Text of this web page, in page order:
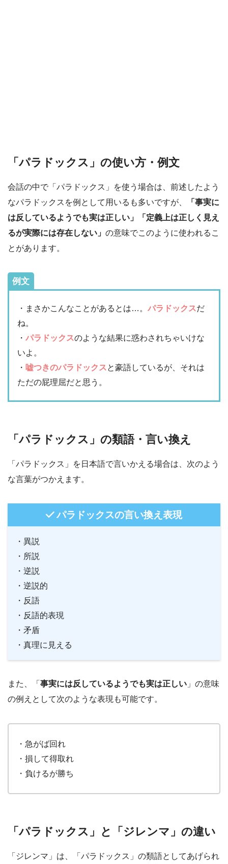
「パラドックス」の使い方・例文
会話の中で「パラドックス」を使う場合は、前述したよう
なパラドックスを例として用いるも多いですが、
「事実に
は反しているようでも実は正しい」「定義上は正しく見え
るが実際には存在しない」 の意味でこのように使われるこ
とがあります。
例文
・まさかこんなことがあるとは…。 パラドックスだ
ね。
・ パラドックスのような結果に惑わされちゃいけな
いよ。
・ 嘘つきのパラドックスと豪語しているが、それは
ただの屁理屈だと思う。
「パラドックス」の類語・言い換え
「パラドックス」を日本語で言いかえる場合は、次のよう
な言葉がつかえます。
パラドックスの言い換え表現
・異説
・所説
・逆説
・逆説的
・反語
・反語的表現
・矛盾
・真理に見える
また、「 事実には反しているようでも実は正しい 」の意味
の例えとして次のような表現も可能です。
・急がば回れ
・損して得取れ
・負けるが勝ち
「パラドックス」と「ジレンマ」の違い
「ジレンマ」は、「パラドックス」の類語としてあげられ